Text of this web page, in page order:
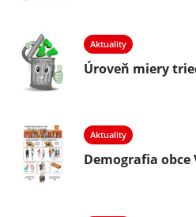
Aktuality
Úroveň miery
Aktuality
Demografia obce